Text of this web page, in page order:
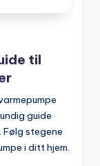
til
guide
Følg stegene
i ditt hjem.